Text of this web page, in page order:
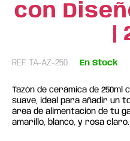
con
REF: TA-AZ-250 En Stock
Tazón de cerámica de 250ml
suave, ideal para añadir un
área de alimentación de tu
amarillo, blanco, y rosa claro.